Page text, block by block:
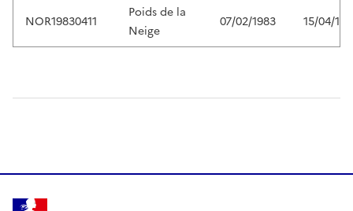
NOR19830411
Poids de la
Neige
07/02/1983 15/04/